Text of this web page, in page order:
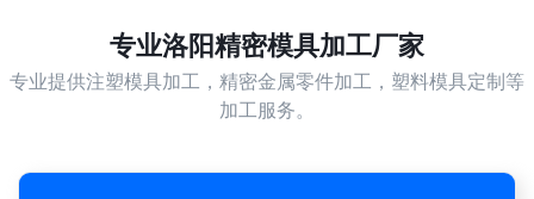
专业洛阳精密模具加工厂家
专业提供注塑模具加工，精密金属零件加工，塑料模具定制等
加工服务。